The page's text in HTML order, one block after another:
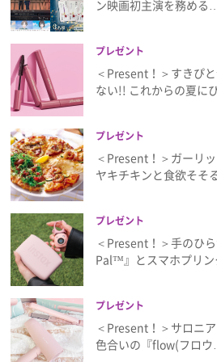
ン映画初主演を務める…
プレゼント
＜Present！＞すきぴ
ない!! これからの夏に
プレゼント
＜Present！＞ガーリ
ヤキチキンと食欲そそ
プレゼント
＜Present！＞手のひ
Pal™』とスマホプリン
プレゼント
＜Present！＞サロニ
色合いの『flow(フロウ…